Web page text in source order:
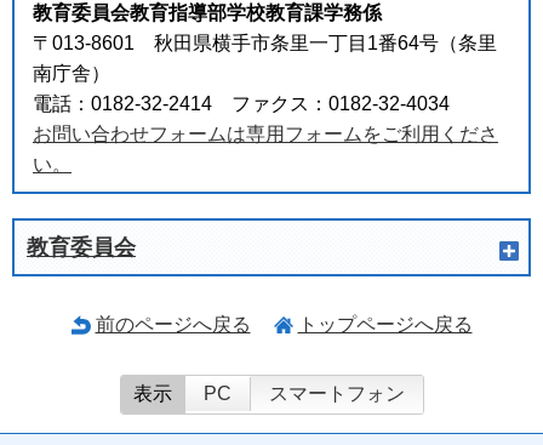
教育委員会教育指導部学校教育課学務係
〒013-8601 秋田県横手市条里一丁目1番64号（条里
南庁舎）
電話：0182-32-2414 ファクス：0182-32-4034
お問い合わせフォームは専用フォームをご利用くださ
い。
教育委員会
前のページへ戻る トップページへ戻る
表示 PC スマートフォン